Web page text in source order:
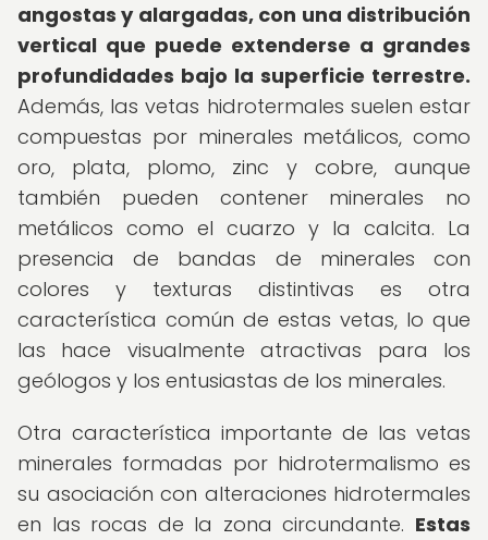
angostas y alargadas, con una distribución
vertical que puede extenderse a grandes
profundidades bajo la superficie terrestre.
Además, las vetas hidrotermales suelen estar
compuestas por minerales metálicos, como
oro, plata, plomo, zinc y cobre, aunque
también pueden contener minerales no
metálicos como el cuarzo y la calcita. La
presencia de bandas de minerales con
colores y texturas distintivas es otra
característica común de estas vetas, lo que
las hace visualmente atractivas para los
geólogos y los entusiastas de los minerales.
Otra característica importante de las vetas
minerales formadas por hidrotermalismo es
su asociación con alteraciones hidrotermales
en las rocas de la zona circundante. Estas